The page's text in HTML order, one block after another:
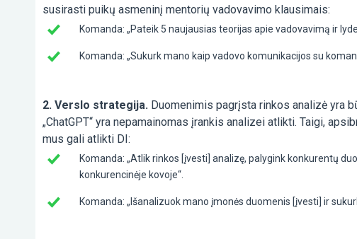
susirasti puikų asmeninį mentorių vadovavimo klausimais:
Komanda: „Pateik 5 naujausias teorijas apie vadovavimą ir
Komanda: „Sukurk mano kaip vadovo komunikacijos su
2. Verslo strategija. Duomenimis pagrįsta rinkos analizė yra
„ChatGPT“ yra nepamainomas įrankis analizei atlikti. Taigi,
mus gali atlikti DI:
Komanda: „Atlik rinkos [įvesti] analizę, palygink konkurentų
konkurencinėje kovoje“.
Komanda: „Išanalizuok mano įmonės duomenis [įvesti] ir